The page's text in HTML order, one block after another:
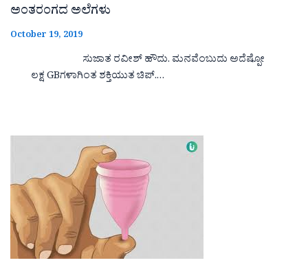
ಅಂತರಂಗದ ಅಲೆಗಳು
October 19, 2019
ಸುಜಾತ ರವೀಶ್ ಹೌದು. ಮನವೆಂಬುದು ಅದೆಷ್ಪೋ
ಲಕ್ಷ GBಗಳಾಗಿಂತ ಶಕ್ತಿಯುತ ಚಿಪ್.…